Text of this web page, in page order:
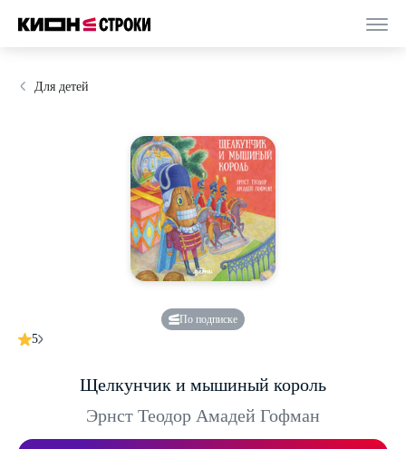
Для детей
По подписке
5
Щелкунчик и мышиный король
Эрнст Теодор Амадей Гофман